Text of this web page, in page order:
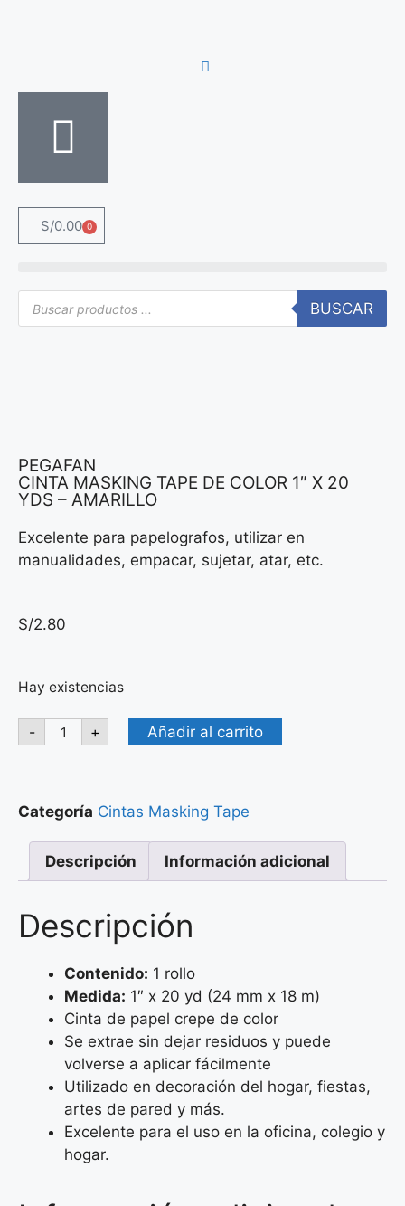
S/0.00 0
BUSCAR
PEGAFAN
CINTA MASKING TAPE DE COLOR 1″ X 20
YDS – AMARILLO
Excelente para papelografos, utilizar en
manualidades, empacar, sujetar, atar, etc.
S/2.80
Hay existencias
- + Añadir al carrito
Categoría Cintas Masking Tape
Descripción Información adicional
Descripción
Contenido: 1 rollo
Medida: 1″ x 20 yd (24 mm x 18 m)
Cinta de papel crepe de color
Se extrae sin dejar residuos y puede
volverse a aplicar fácilmente
Utilizado en decoración del hogar, fiestas,
artes de pared y más.
Excelente para el uso en la oficina, colegio y
hogar.